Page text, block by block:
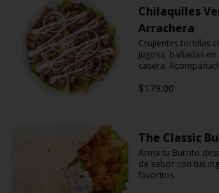
Chilaquiles
Arrachera
Crujientes tortillas
jugosa, bañadas en
casera.
$179.00
The Classic
Arma tu Burrito
de sabor con tus
favoritos